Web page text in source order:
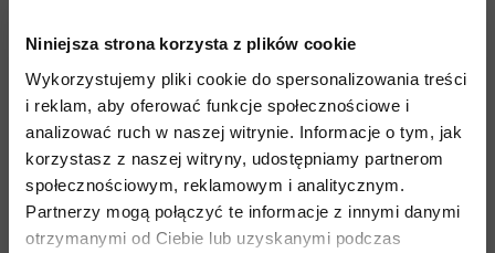
Niniejsza strona korzysta z plików cookie
Wykorzystujemy pliki cookie do spersonalizowania treści
i reklam, aby oferować funkcje społecznościowe i
analizować ruch w naszej witrynie. Informacje o tym, jak
korzystasz z naszej witryny, udostępniamy partnerom
społecznościowym, reklamowym i analitycznym.
Partnerzy mogą połączyć te informacje z innymi danymi
otrzymanymi od Ciebie lub uzyskanymi podczas
środowiska związków PFC, zapewnia lekką ochronę przed
wilgocią
dopasowany do głowy, ocieplany puchem kaptur
frontowy 2-wózkowy zamek błyskawiczny YKK Vislon
zapewniający płynną pracę i możliwość rozpięcia kurtki od
dołu
2 boczne kieszenie zapinane na zamek YKK kompatybilne z